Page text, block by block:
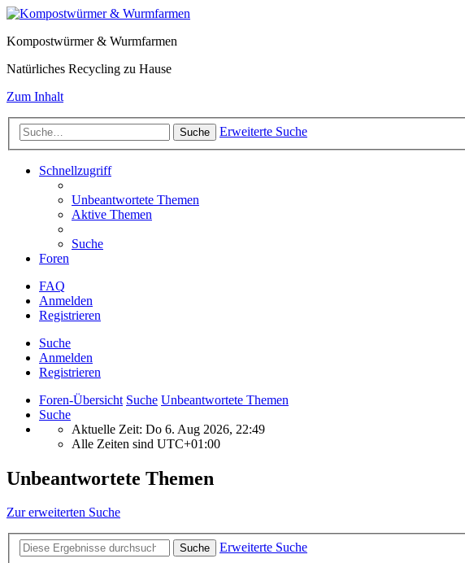
Kompostwürmer & Wurmfarmen
Natürliches Recycling zu Hause
Zum Inhalt
Suche Erweiterte Suche
Schnellzugriff
Unbeantwortete Themen
Aktive Themen
Suche
Foren
FAQ
Anmelden
Registrieren
Suche
Anmelden
Registrieren
Foren-Übersicht Suche Unbeantwortete Themen
Suche
Aktuelle Zeit: Do 6. Aug 2026, 22:49
Alle Zeiten sind UTC+01:00
Unbeantwortete Themen
Zur erweiterten Suche
Suche
Erweiterte Suche